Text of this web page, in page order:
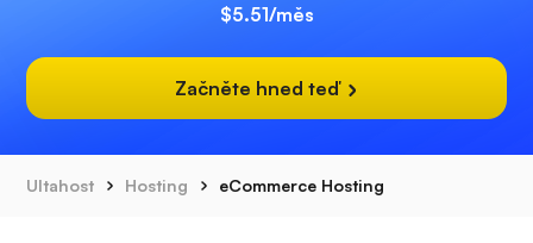
$5.51/měs
Začněte hned teď
Ultahost Hosting eCommerce Hosting